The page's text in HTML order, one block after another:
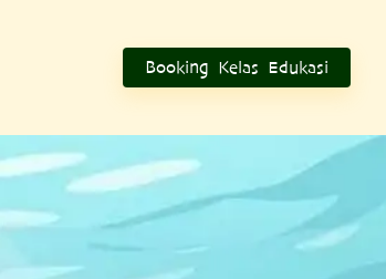
Booking Kelas Edukasi